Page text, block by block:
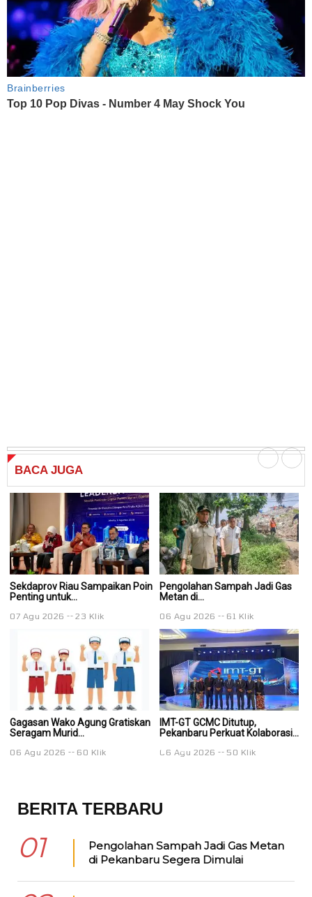
BACA JUGA
Sekdaprov Riau Sampaikan Poin
Penting untuk...
07 Agu 2026 23 Klik
Pengolahan Sampah Jadi Gas
Metan di...
06 Agu 2026 61 Klik
Gagasan Wako Agung Gratiskan
Seragam Murid...
06 Agu 2026 60 Klik
IMT-GT GCMC Ditutup,
Pekanbaru Perkuat Kolaborasi...
06 Agu 2026 50 Klik
BERITA TERBARU
01
Pengolahan Sampah Jadi Gas Metan
di Pekanbaru Segera Dimulai